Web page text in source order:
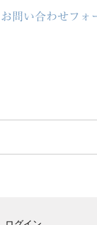
お問い合わせフォ
日々のこと
規約等